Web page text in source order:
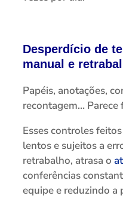
Desperdício de
manual e
Papéis, anotações,
recontagem… Parece
Esses controles
lentos e sujeitos a
retrabalho, atrasa o
conferências
equipe e reduzindo a